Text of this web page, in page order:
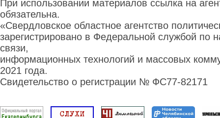
При использовании материалов ссылка на
обязательна.
«Свердловское областное агентство
зарегистрировано в Федеральной службой по
связи,
информационных технологий и массовых
2021 года.
Свидетельство о регистрации № ФС77-82171